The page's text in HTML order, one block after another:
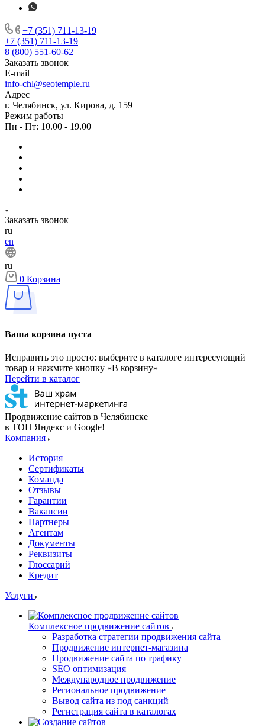
+7 (351) 711-13-19
+7 (351) 711-13-19
8 (800) 551-60-62
Заказать звонок
E-mail
info-chl@seotemple.ru
Адрес
г. Челябинск, ул. Кирова, д. 159
Режим работы
Пн - Пт: 10.00 - 19.00
Заказать звонок
ru
en
ru
0 Корзина
Ваша корзина пуста
Исправить это просто: выберите в каталоге интересующий
товар и нажмите кнопку «В корзину»
Перейти в каталог
Продвижение сайтов в Челябинске
в ТОП Яндекс и Google!
Компания
История
Сертификаты
Команда
Отзывы
Гарантии
Вакансии
Партнеры
Агентам
Документы
Реквизиты
Глоссарий
Кредит
Услуги
Комплексное продвижение сайтов
Разработка стратегии продвижения сайта
Продвижение интернет-магазина
Продвижение сайта по трафику
SEO оптимизация
Международное продвижение
Региональное продвижение
Вывод сайта из под санкций
Регистрация сайта в каталогах